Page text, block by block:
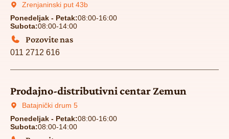
Zrenjaninski put 43b
Ponedeljak - Petak:08:00-16:00
Subota:08:00-14:00
Pozovite nas
011 2712 616
Prodajno-distributivni centar Zemun
Batajnički drum 5
Ponedeljak - Petak:08:00-16:00
Subota:08:00-14:00